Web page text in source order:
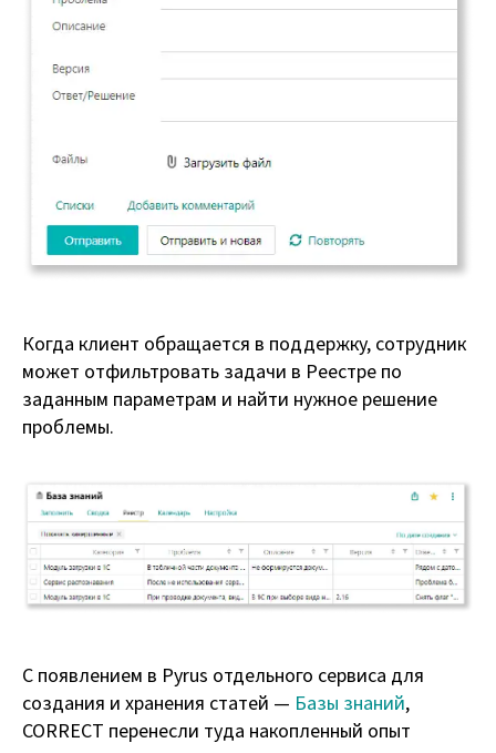
Когда клиент обращается в поддержку, сотрудник
может отфильтровать задачи в Реестре по
заданным параметрам и найти нужное решение
проблемы.
С появлением в Pyrus отдельного сервиса для
создания и хранения статей — Базы знаний,
CORRECT перенесли туда накопленный опыт